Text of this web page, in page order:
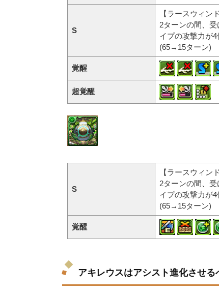
S
【ラースウィンド
2ターンの間、
イプの攻撃力が4
(65→15ターン)
覚醒
超覚醒
S
【ラースウィンド
2ターンの間、
イプの攻撃力が4
(65→15ターン)
覚醒
アキレウスはアシスト進化させる